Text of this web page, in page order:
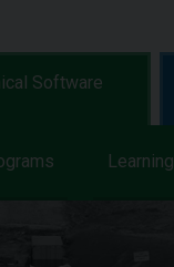
Software
Learning